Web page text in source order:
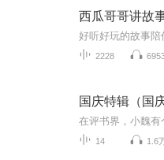
西瓜哥哥讲故
好听好玩的故事陪
2228
国庆特辑（国
14 1.6